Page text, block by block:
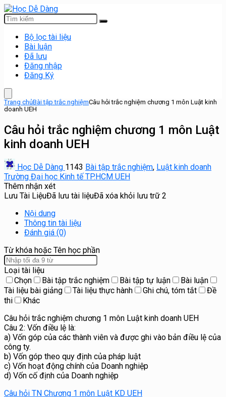
Bộ lọc tài liệu
Bài luận
Đã lưu
Đăng nhập
Đăng Ký
Trang chủBài tập trắc nghiệmCâu hỏi trắc nghiệm chương 1 môn Luật kinh
doanh UEH
Câu hỏi trắc nghiệm chương 1 môn Luật
kinh doanh UEH
Học Dễ Dàng 1143 Bài tập trắc nghiệm, Luật kinh doanh
Trường Đại học Kinh tế TP.HCM UEH
Thêm nhận xét
Lưu Tài LiệuĐã lưu tài liệuĐã xóa khỏi lưu trữ 2
Nội dung
Thông tin tài liệu
Đánh giá (0)
Từ khóa hoặc Tên học phần
Loại tài liệu
Chọn
Bài tập trắc nghiệm Bài tập tự luận
Bài luận
Tài liệu bài giảng
Tài liệu thực hành Ghi chú, tóm tắt
Đề
thi
Khác
Câu hỏi trắc nghiệm chương 1 môn Luật kinh doanh UEH
Câu 2: Vốn điều lệ là:
a) Vốn góp của các thành viên và được ghi vào bản điều lệ của
công ty.
b) Vốn góp theo quy định của pháp luật
c) Vốn hoạt động chính của Doanh nghiệp
d) Vốn cố định của Doanh nghiệp
Câu hỏi TN Chương 1 môn Luật KD UEH